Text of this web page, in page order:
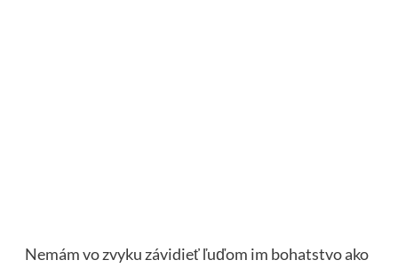
Nemám vo zvyku závidieť ľuďom im bohatstvo ako